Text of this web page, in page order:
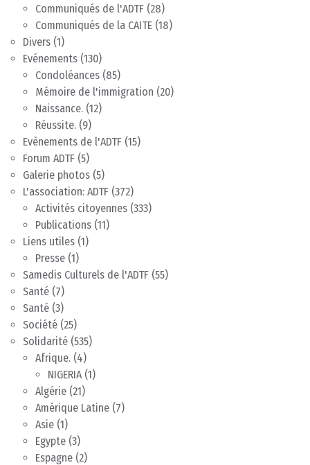
Communiqués de l'ADTF (28)
Communiqués de la CAITE (18)
Divers (1)
Evénements (130)
Condoléances (85)
Mémoire de l'immigration (20)
Naissance. (12)
Réussite. (9)
Evènements de l'ADTF (15)
Forum ADTF (5)
Galerie photos (5)
L'association: ADTF (372)
Activités citoyennes (333)
Publications (11)
Liens utiles (1)
Presse (1)
Samedis Culturels de l'ADTF (55)
Santé (7)
Santé (3)
Société (25)
Solidarité (535)
Afrique. (4)
NIGERIA(1)
Algérie (21)
Amérique Latine (7)
Asie (1)
Egypte (3)
Espagne (2)